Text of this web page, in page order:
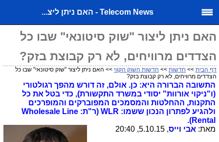
Telecom News - האם ניתן ליצ...
האם ניתן ליצור "שוק סיטונאי" שבו כל
הצדדים מרוויחים, לא רק קבוצת בזק?
דף הבית >> חדשות >> חדשות השוק הקווי >> האם ניתן ליצור "שוק סיטונאי" שבו כל
הצדדים מרוויחים, לא רק קבוצת בזק?
התשובה הברורה היא: כן. אולם, זה דורש מהפך רגולטורי
(ו"ניקוי אורוות" יסודי במשרד התקשורת), כדי בטל את כל
התקנות, ההחלטות והמסמכים המפוברקים והמופרכים
ולהגיע לפתרון הנכון ששמו: WLR (ר"ת: Wholesale Line
Rental).
מאת: אבי וייס, 5.10.15, 20:40